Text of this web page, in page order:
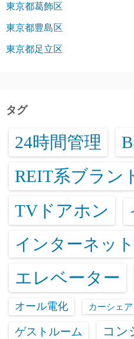
東京都葛飾区
東京都豊島区
東京都足立区
タグ
24時間管理
REIT系ブラン
TVドアホン
インターネッ
エレベーター
オール電化 カーシェ
ゲストルーム コン